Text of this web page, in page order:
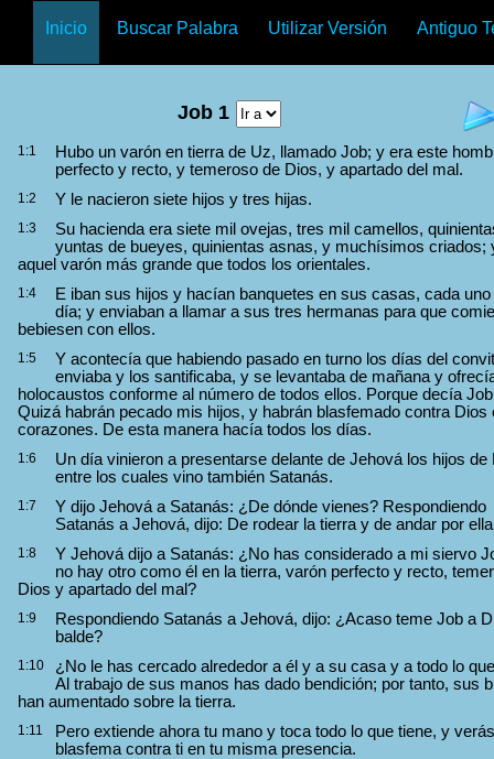
Inicio Buscar Palabra Utilizar Versión Antiguo
Job 1
1:1
Hubo un varón en tierra de Uz, llamado Job; y era este
perfecto y recto, y temeroso de Dios, y apartado del mal.
1:2 Y le nacieron siete hijos y tres hijas.
1:3
Su hacienda era siete mil ovejas, tres mil camellos,
yuntas de bueyes, quinientas asnas, y muchísimos criados;
aquel varón más grande que todos los orientales.
1:4
E iban sus hijos y hacían banquetes en sus casas, cada
día; y enviaban a llamar a sus tres hermanas para que
bebiesen con ellos.
1:5
Y acontecía que habiendo pasado en turno los días del
enviaba y los santificaba, y se levantaba de mañana y
holocaustos conforme al número de todos ellos. Porque decía
Quizá habrán pecado mis hijos, y habrán blasfemado contra Dios
corazones. De esta manera hacía todos los días.
1:6
Un día vinieron a presentarse delante de Jehová los hijos de
entre los cuales vino también Satanás.
1:7
Y dijo Jehová a Satanás: ¿De dónde vienes? Respondiendo
Satanás a Jehová, dijo: De rodear la tierra y de andar por
1:8
Y Jehová dijo a Satanás: ¿No has considerado a mi siervo
no hay otro como él en la tierra, varón perfecto y recto,
Dios y apartado del mal?
1:9
Respondiendo Satanás a Jehová, dijo: ¿Acaso teme Job a
balde?
1:10
¿No le has cercado alrededor a él y a su casa y a todo lo
Al trabajo de sus manos has dado bendición; por tanto, sus
han aumentado sobre la tierra.
1:11
Pero extiende ahora tu mano y toca todo lo que tiene, y
blasfema contra ti en tu misma presencia.